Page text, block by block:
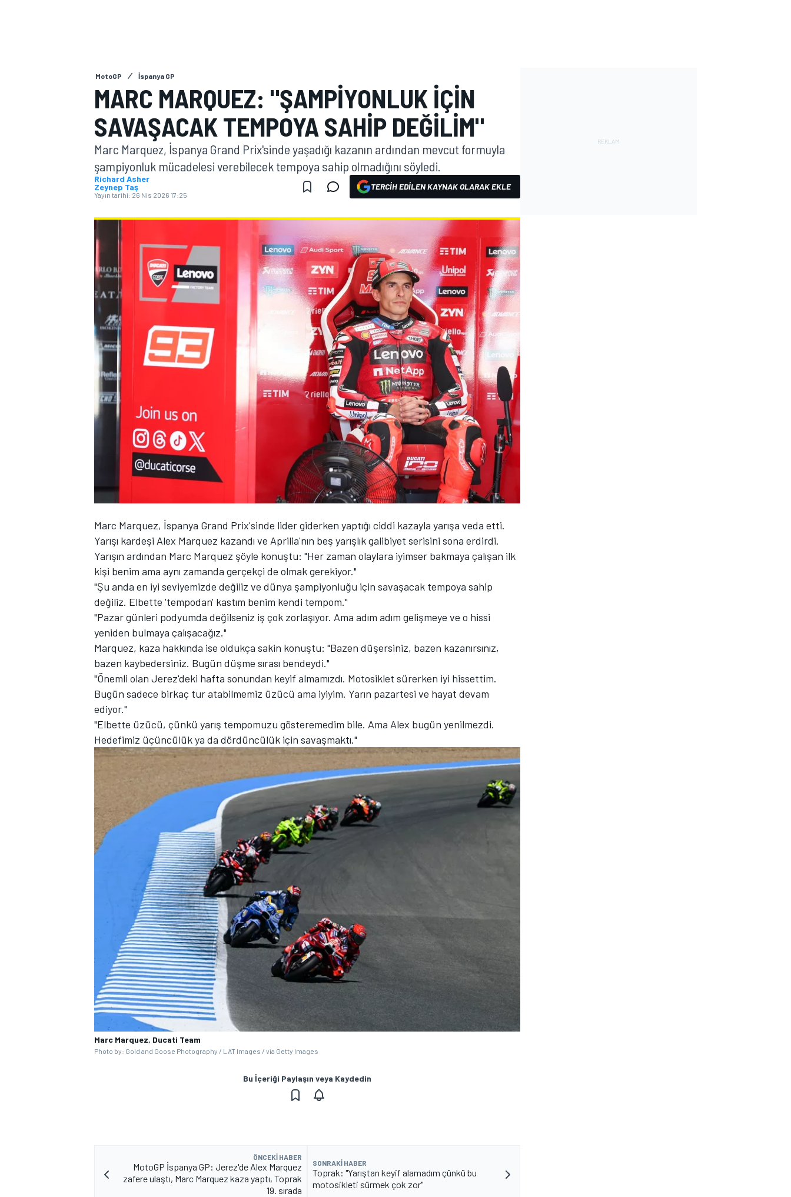
WORLD SUPERBIKE
WRC
TÜRK SPORCULAR
MOTOSİKLET
MotoGP İspanya GP
MARC MARQUEZ: "ŞAMPIYONLUK IÇIN
SAVAŞACAK TEMPOYA SAHIP DEĞILIM"
Marc Marquez, İspanya Grand Prix'sinde yaşadığı kazanın ardından mevcut formuyla
şampiyonluk mücadelesi verebilecek tempoya sahip olmadığını söyledi.
Richard Asher
Zeynep Taş
Yayın tarihi: 26 Nis 2026 17:25
TERCIH EDILEN KAYNAK OLARAK EKLE
Marc Marquez, İspanya Grand Prix'sinde lider giderken yaptığı ciddi kazayla yarışa veda etti.
Yarışı kardeşi Alex Marquez kazandı ve Aprilia'nın beş yarışlık galibiyet serisini sona erdirdi.
Yarışın ardından Marc Marquez şöyle konuştu: "Her zaman olaylara iyimser bakmaya çalışan ilk
kişi benim ama aynı zamanda gerçekçi de olmak gerekiyor."
"Şu anda en iyi seviyemizde değiliz ve dünya şampiyonluğu için savaşacak tempoya sahip
değiliz. Elbette 'tempodan' kastım benim kendi tempom."
"Pazar günleri podyumda değilseniz iş çok zorlaşıyor. Ama adım adım gelişmeye ve o hissi
yeniden bulmaya çalışacağız."
Marquez, kaza hakkında ise oldukça sakin konuştu: "Bazen düşersiniz, bazen kazanırsınız,
bazen kaybedersiniz. Bugün düşme sırası bendeydi."
"Önemli olan Jerez'deki hafta sonundan keyif almamızdı. Motosiklet sürerken iyi hissettim.
Bugün sadece birkaç tur atabilmemiz üzücü ama iyiyim. Yarın pazartesi ve hayat devam
ediyor."
"Elbette üzücü, çünkü yarış tempomuzu gösteremedim bile. Ama Alex bugün yenilmezdi.
Hedefimiz üçüncülük ya da dördüncülük için savaşmaktı."
Marc Marquez, Ducati Team
Photo by: Gold and Goose Photography / LAT Images / via Getty Images
Bu İçeriği Paylaşın veya Kaydedin
ÖNCEKI HABER
MotoGP İspanya GP: Jerez'de Alex Marquez
zafere ulaştı, Marc Marquez kaza yaptı, Toprak
19. sırada
SONRAKI HABER
Toprak: "Yarıştan keyif alamadım çünkü bu
motosikleti sürmek çok zor"